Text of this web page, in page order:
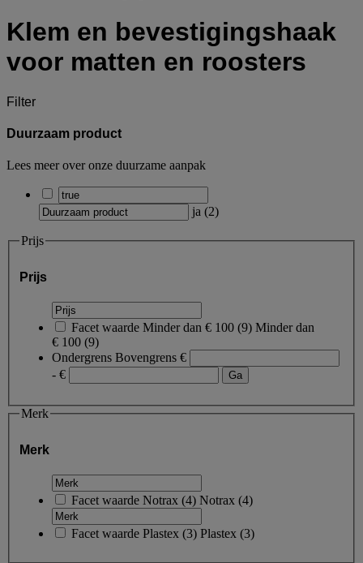
Klem en bevestigingshaak
voor matten en roosters
Filter
Duurzaam product
Lees meer over onze duurzame aanpak
ja (2)
Prijs
Prijs
Facet waarde Minder dan € 100 (9) Minder dan
€ 100 (9)
Ondergrens Bovengrens €
- €
Merk
Merk
Facet waarde Notrax (4) Notrax (4)
Facet waarde Plastex (3) Plastex (3)